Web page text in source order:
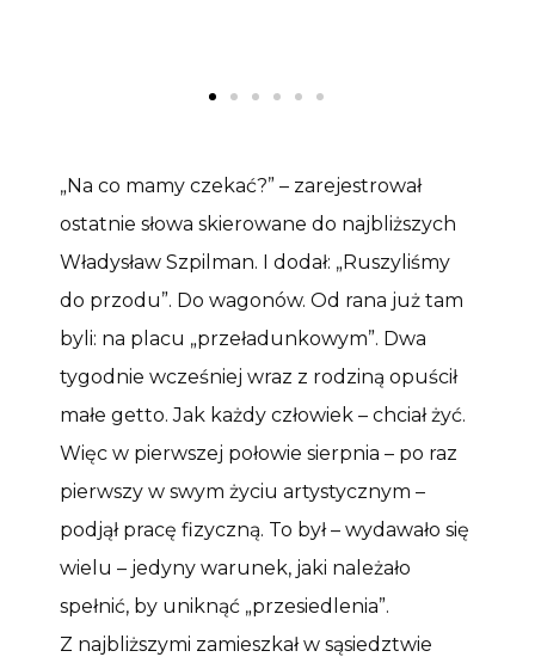
„Na co mamy czekać?” – zarejestrował
ostatnie słowa skierowane do najbliższych
Władysław Szpilman. I dodał: „Ruszyliśmy
do przodu”. Do wagonów. Od rana już tam
byli: na placu „przeładunkowym”. Dwa
tygodnie wcześniej wraz z rodziną opuścił
małe getto. Jak każdy człowiek – chciał żyć.
Więc w pierwszej połowie sierpnia – po raz
pierwszy w swym życiu artystycznym –
podjął pracę fizyczną. To był – wydawało się
wielu – jedyny warunek, jaki należało
spełnić, by uniknąć „przesiedlenia”.
Z najbliższymi zamieszkał w sąsiedztwie